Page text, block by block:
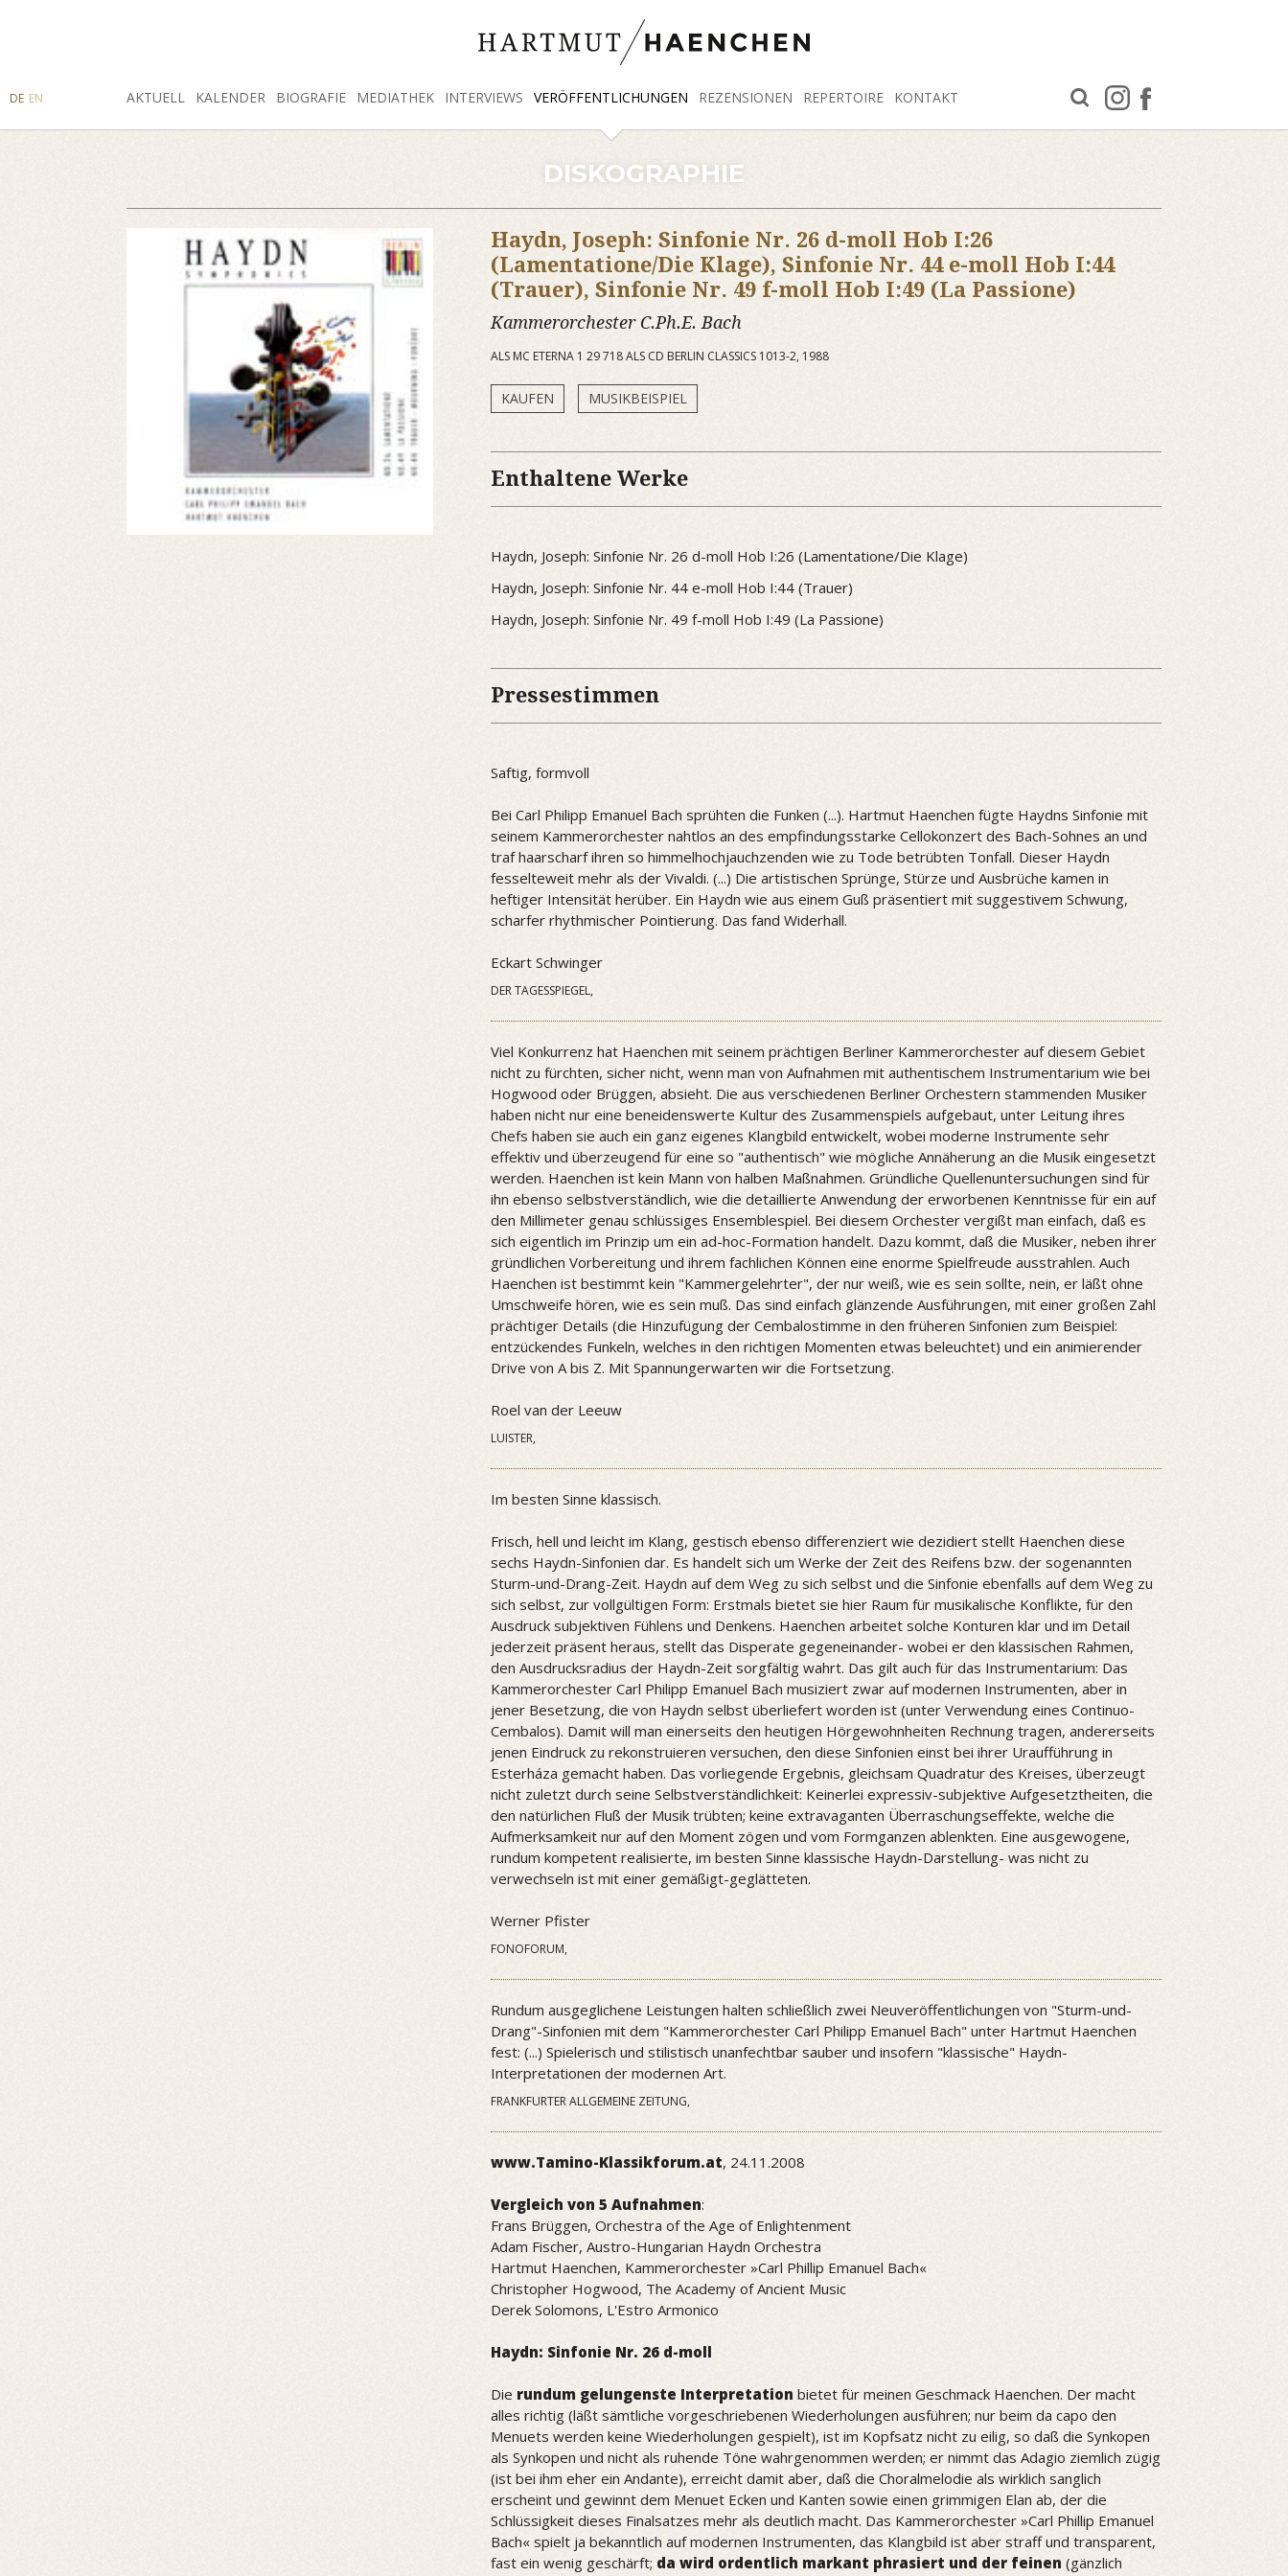
AKTUELL KALENDER BIOGRAFIE MEDIATHEK INTERVIEWS VERÖFFENTLICHUNGEN REZENSIONEN REPERTOIRE KONTAKT
FACEBOOK
INSTAGRAM
SUCHE
DE EN
DISKOGRAPHIE
Haydn, Joseph: Sinfonie Nr. 26 d-moll Hob I:26
(Lamentatione/Die Klage), Sinfonie Nr. 44 e-moll Hob I:44
(Trauer), Sinfonie Nr. 49 f-moll Hob I:49 (La Passione)
Kammerorchester C.Ph.E. Bach
ALS MC ETERNA 1 29 718 ALS CD BERLIN CLASSICS 1013-2, 1988
KAUFEN MUSIKBEISPIEL
Enthaltene Werke
Haydn, Joseph: Sinfonie Nr. 26 d-moll Hob I:26 (Lamentatione/Die Klage)
Haydn, Joseph: Sinfonie Nr. 44 e-moll Hob I:44 (Trauer)
Haydn, Joseph: Sinfonie Nr. 49 f-moll Hob I:49 (La Passione)
Pressestimmen
Saftig, formvoll
Bei Carl Philipp Emanuel Bach sprühten die Funken (...). Hartmut Haenchen fügte Haydns Sinfonie mit
seinem Kammerorchester nahtlos an des empfindungsstarke Cellokonzert des Bach-Sohnes an und
traf haarscharf ihren so himmelhochjauchzenden wie zu Tode betrübten Tonfall. Dieser Haydn
fesselteweit mehr als der Vivaldi. (...) Die artistischen Sprünge, Stürze und Ausbrüche kamen in
heftiger Intensität herüber. Ein Haydn wie aus einem Guß präsentiert mit suggestivem Schwung,
scharfer rhythmischer Pointierung. Das fand Widerhall.
Eckart Schwinger
DER TAGESSPIEGEL,
Viel Konkurrenz hat Haenchen mit seinem prächtigen Berliner Kammerorchester auf diesem Gebiet
nicht zu fürchten, sicher nicht, wenn man von Aufnahmen mit authentischem Instrumentarium wie bei
Hogwood oder Brüggen, absieht. Die aus verschiedenen Berliner Orchestern stammenden Musiker
haben nicht nur eine beneidenswerte Kultur des Zusammenspiels aufgebaut, unter Leitung ihres
Chefs haben sie auch ein ganz eigenes Klangbild entwickelt, wobei moderne Instrumente sehr
effektiv und überzeugend für eine so "authentisch" wie mögliche Annäherung an die Musik eingesetzt
werden. Haenchen ist kein Mann von halben Maßnahmen. Gründliche Quellenuntersuchungen sind für
ihn ebenso selbstverständlich, wie die detaillierte Anwendung der erworbenen Kenntnisse für ein auf
den Millimeter genau schlüssiges Ensemblespiel. Bei diesem Orchester vergißt man einfach, daß es
sich eigentlich im Prinzip um ein ad-hoc-Formation handelt. Dazu kommt, daß die Musiker, neben ihrer
gründlichen Vorbereitung und ihrem fachlichen Können eine enorme Spielfreude ausstrahlen. Auch
Haenchen ist bestimmt kein "Kammergelehrter", der nur weiß, wie es sein sollte, nein, er läßt ohne
Umschweife hören, wie es sein muß. Das sind einfach glänzende Ausführungen, mit einer großen Zahl
prächtiger Details (die Hinzufügung der Cembalostimme in den früheren Sinfonien zum Beispiel:
entzückendes Funkeln, welches in den richtigen Momenten etwas beleuchtet) und ein animierender
Drive von A bis Z. Mit Spannungerwarten wir die Fortsetzung.
Roel van der Leeuw
LUISTER,
Im besten Sinne klassisch.
Frisch, hell und leicht im Klang, gestisch ebenso differenziert wie dezidiert stellt Haenchen diese
sechs Haydn-Sinfonien dar. Es handelt sich um Werke der Zeit des Reifens bzw. der sogenannten
Sturm-und-Drang-Zeit. Haydn auf dem Weg zu sich selbst und die Sinfonie ebenfalls auf dem Weg zu
sich selbst, zur vollgültigen Form: Erstmals bietet sie hier Raum für musikalische Konflikte, für den
Ausdruck subjektiven Fühlens und Denkens. Haenchen arbeitet solche Konturen klar und im Detail
jederzeit präsent heraus, stellt das Disperate gegeneinander- wobei er den klassischen Rahmen,
den Ausdrucksradius der Haydn-Zeit sorgfältig wahrt. Das gilt auch für das Instrumentarium: Das
Kammerorchester Carl Philipp Emanuel Bach musiziert zwar auf modernen Instrumenten, aber in
jener Besetzung, die von Haydn selbst überliefert worden ist (unter Verwendung eines Continuo-
Cembalos). Damit will man einerseits den heutigen Hörgewohnheiten Rechnung tragen, andererseits
jenen Eindruck zu rekonstruieren versuchen, den diese Sinfonien einst bei ihrer Uraufführung in
Esterháza gemacht haben. Das vorliegende Ergebnis, gleichsam Quadratur des Kreises, überzeugt
nicht zuletzt durch seine Selbstverständlichkeit: Keinerlei expressiv-subjektive Aufgesetztheiten, die
den natürlichen Fluß der Musik trübten; keine extravaganten Überraschungseffekte, welche die
Aufmerksamkeit nur auf den Moment zögen und vom Formganzen ablenkten. Eine ausgewogene,
rundum kompetent realisierte, im besten Sinne klassische Haydn-Darstellung- was nicht zu
verwechseln ist mit einer gemäßigt-geglätteten.
Werner Pfister
FONOFORUM,
Rundum ausgeglichene Leistungen halten schließlich zwei Neuveröffentlichungen von "Sturm-und-
Drang"-Sinfonien mit dem "Kammerorchester Carl Philipp Emanuel Bach" unter Hartmut Haenchen
fest: (...) Spielerisch und stilistisch unanfechtbar sauber und insofern "klassische" Haydn-
Interpretationen der modernen Art.
FRANKFURTER ALLGEMEINE ZEITUNG,
www.Tamino-Klassikforum.at, 24.11.2008
Vergleich von 5 Aufnahmen:
Frans Brüggen, Orchestra of the Age of Enlightenment
Adam Fischer, Austro-Hungarian Haydn Orchestra
Hartmut Haenchen, Kammerorchester »Carl Phillip Emanuel Bach«
Christopher Hogwood, The Academy of Ancient Music
Derek Solomons, L'Estro Armonico
Haydn: Sinfonie Nr. 26 d-moll
Die rundum gelungenste Interpretation bietet für meinen Geschmack Haenchen. Der macht
alles richtig (läßt sämtliche vorgeschriebenen Wiederholungen ausführen; nur beim da capo den
Menuets werden keine Wiederholungen gespielt), ist im Kopfsatz nicht zu eilig, so daß die Synkopen
als Synkopen und nicht als ruhende Töne wahrgenommen werden; er nimmt das Adagio ziemlich zügig
(ist bei ihm eher ein Andante), erreicht damit aber, daß die Choralmelodie als wirklich sanglich
erscheint und gewinnt dem Menuet Ecken und Kanten sowie einen grimmigen Elan ab, der die
Schlüssigkeit dieses Finalsatzes mehr als deutlich macht. Das Kammerorchester »Carl Phillip Emanuel
Bach« spielt ja bekanntlich auf modernen Instrumenten, das Klangbild ist aber straff und transparent,
fast ein wenig geschärft; da wird ordentlich markant phrasiert und der feinen (gänzlich